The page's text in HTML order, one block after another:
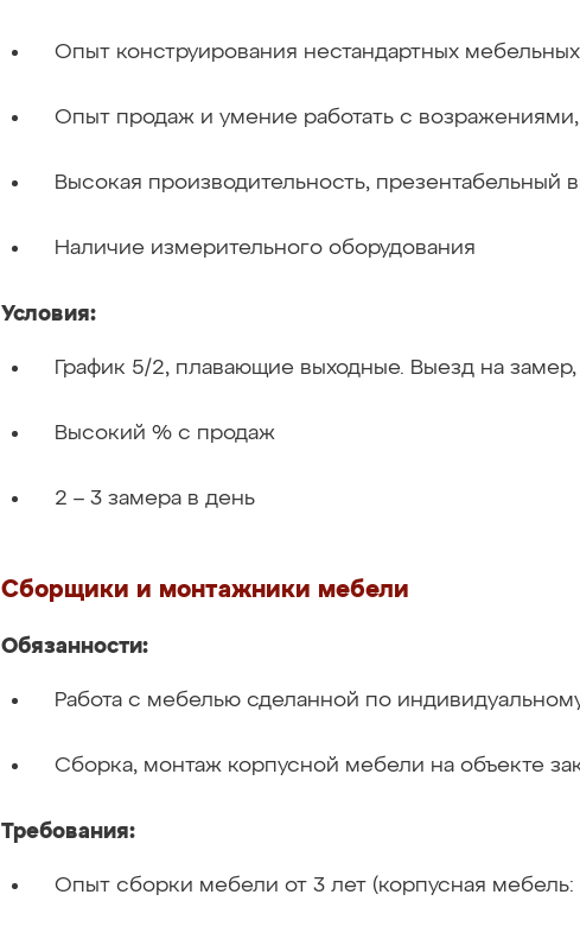
Опыт конструирования нестандартных
Опыт продаж и умение работать с
Высокая производительность, презентабельный
Наличие измерительного оборудования
Условия:
График 5/2, плавающие выходные. Выезд на
Высокий % с продаж
2 – 3 замера в день
Сборщики и монтажники мебели
Обязанности:
Работа с мебелью сделанной по
Сборка, монтаж корпусной мебели на объекте
Требования:
Опыт сборки мебели от 3 лет (корпусная